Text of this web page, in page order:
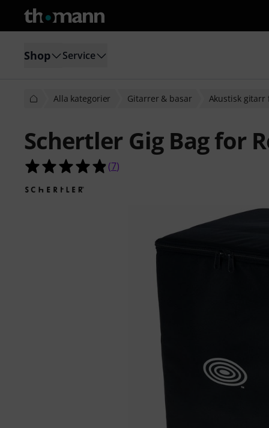
Shop Service
Alla kategorier Gitarrer & basar Akustisk gitarr
Schertler Gig Bag for
4.9 av 5 stjärnor från 7 kundbetyg
(7)